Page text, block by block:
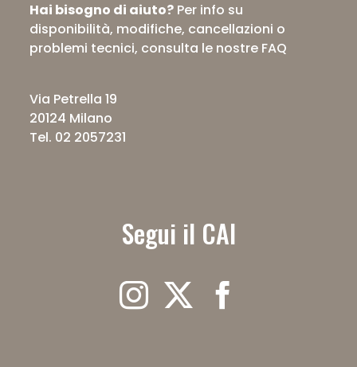
Hai bisogno di aiuto? Per info su
disponibilità, modifiche, cancellazioni o
problemi tecnici, consulta le nostre FAQ
Via Petrella 19
20124 Milano
Tel. 02 2057231
Segui il CAI